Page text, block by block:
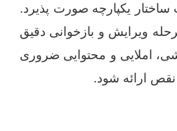
ساختار یکپارچه صورت پذیرد.
ویرایش و بازخوانی دقیق
املایی و محتوایی ضروری
ارائه شود.